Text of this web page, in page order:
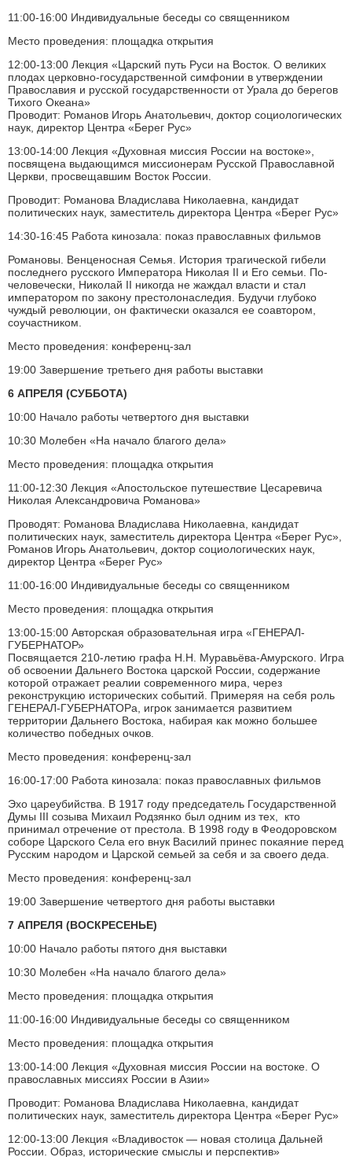
11:00-16:00 Индивидуальные беседы со священником
Место проведения: площадка открытия
12:00-13:00 Лекция «Царский путь Руси на Восток. О великих
плодах церковно-государственной симфонии в утверждении
Православия и русской государственности от Урала до берегов
Тихого Океана»
Проводит: Романов Игорь Анатольевич, доктор социологических
наук, директор Центра «Берег Рус»
13:00-14:00 Лекция «Духовная миссия России на востоке»,
посвящена выдающимся миссионерам Русской Православной
Церкви, просвещавшим Восток России.
Проводит: Романова Владислава Николаевна, кандидат
политических наук, заместитель директора Центра «Берег Рус»
14:30-16:45 Работа кинозала: показ православных фильмов
Романовы. Венценосная Семья. История трагической гибели
последнего русского Императора Николая II и Его семьи. По-
человечески, Николай II никогда не жаждал власти и стал
императором по закону престолонаследия. Будучи глубоко
чуждый революции, он фактически оказался ее соавтором,
соучастником.
Место проведения: конференц-зал
19:00 Завершение третьего дня работы выставки
6 АПРЕЛЯ (СУББОТА)
10:00 Начало работы четвертого дня выставки
10:30 Молебен «На начало благого дела»
Место проведения: площадка открытия
11:00-12:30 Лекция «Апостольское путешествие Цесаревича
Николая Александровича Романова»
Проводят: Романова Владислава Николаевна, кандидат
политических наук, заместитель директора Центра «Берег Рус»,
Романов Игорь Анатольевич, доктор социологических наук,
директор Центра «Берег Рус»
11:00-16:00 Индивидуальные беседы со священником
Место проведения: площадка открытия
13:00-15:00 Авторская образовательная игра «ГЕНЕРАЛ-
ГУБЕРНАТОР»
Посвящается 210-летию графа Н.Н. Муравьёва-Амурского. Игра
об освоении Дальнего Востока царской России, содержание
которой отражает реалии современного мира, через
реконструкцию исторических событий. Примеряя на себя роль
ГЕНЕРАЛ-ГУБЕРНАТОРа, игрок занимается развитием
территории Дальнего Востока, набирая как можно большее
количество победных очков.
Место проведения: конференц-зал
16:00-17:00 Работа кинозала: показ православных фильмов
Эхо цареубийства. В 1917 году председатель Государственной
Думы III созыва Михаил Родзянко был одним из тех, кто
принимал отречение от престола. В 1998 году в Феодоровском
соборе Царского Села его внук Василий принес покаяние перед
Русским народом и Царской семьей за себя и за своего деда.
Место проведения: конференц-зал
19:00 Завершение четвертого дня работы выставки
7 АПРЕЛЯ (ВОСКРЕСЕНЬЕ)
10:00 Начало работы пятого дня выставки
10:30 Молебен «На начало благого дела»
Место проведения: площадка открытия
11:00-16:00 Индивидуальные беседы со священником
Место проведения: площадка открытия
13:00-14:00 Лекция «Духовная миссия России на востоке. О
православных миссиях России в Азии»
Проводит: Романова Владислава Николаевна, кандидат
политических наук, заместитель директора Центра «Берег Рус»
12:00-13:00 Лекция «Владивосток — новая столица Дальней
России. Образ, исторические смыслы и перспектив»